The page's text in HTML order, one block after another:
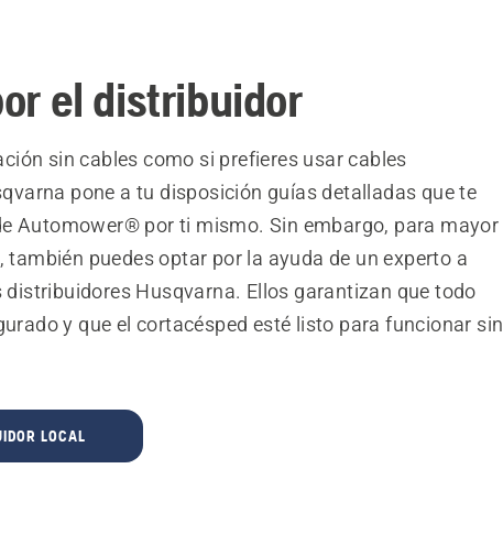
el distribuidor
sin cables como si prefieres usar cables
pone a tu disposición guías detalladas que te
Automower® por ti mismo. Sin embargo, para mayor
puedes optar por la ayuda de un experto a
distribuidores Husqvarna. Ellos garantizan que todo
y que el cortacésped esté listo para funcionar sin
LOCAL